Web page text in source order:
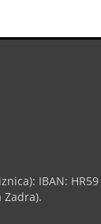
IBAN:
Zadra).